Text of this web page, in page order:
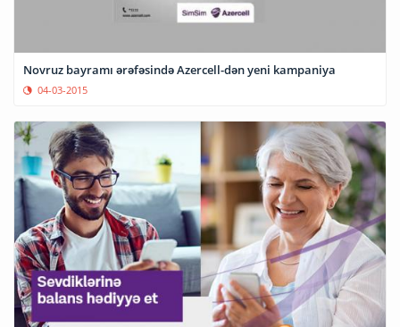
Novruz bayramı ərəfəsində Azercell-dən yeni kampaniya
04-03-2015